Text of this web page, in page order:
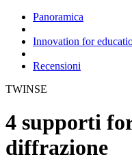
Panoramica
Innovation for
Recensioni
TWINSE
4 supporti
diffrazione